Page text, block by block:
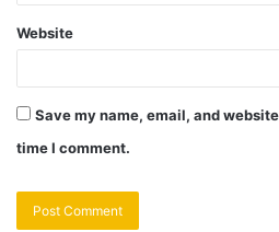
Website
Save my name, email, and
time I comment.